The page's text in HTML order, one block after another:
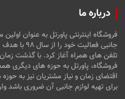
درباره ما
فروشگاه اینترنتی پاورتل به عنوان
جانبی فعالیت
تلفن های همراه آغاز کرد. با گذشت
فروشگاه، پاورتل به حوزه های دیگری
اقتضای زمان و نیاز مشتریان نیز به
برای تهیه لوازم جانبی آن ضروری باشد